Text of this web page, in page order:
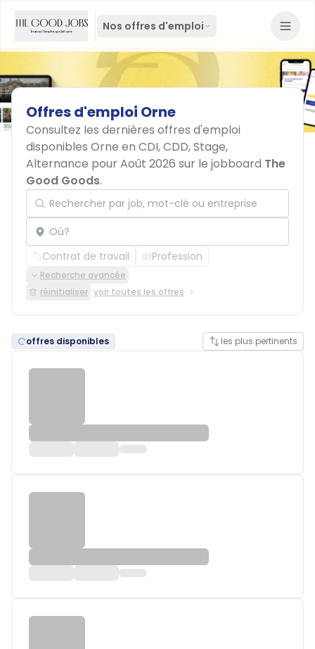
Nos offres d'emploi
Offresd'emploi Orne
Consultez les dernières offres d'emploi
disponibles Orne en CDI, CDD, Stage,
Alternance pour Août 2026 sur le jobboard The
Good Goods.
Rechercher par job, mot-clé ou entreprise
Localisation
Contrat de travail Profession
Recherche avancée
réinitialiser voir toutes les offres
offres disponibles les plus pertinents